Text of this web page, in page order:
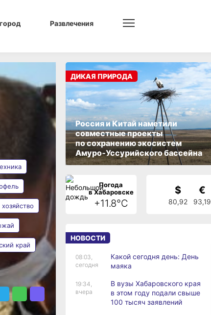
Развлечения
край
Россия и Китай наметили
совместные проекты
по сохранению экосистем
Амуро‑Уссурийского бассейна
ДИКАЯ ПРИРОДА
Погода
в Хабаровске
+11.8°C
$
80,92
€
93,19
НОВОСТИ
08:03,
сегодня
Какой сегодня день: День
маяка
19:34,
вчера
В вузы Хабаровского края
в этом году подали свыше
100 тысяч заявлений